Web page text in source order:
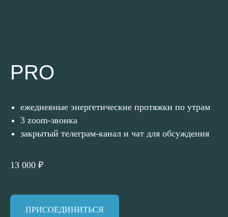
PRO
ежедневные энергетические протяжки по утрам
3 zoom-звонка
закрытый телеграм-канал и чат для обсуждения
13 000 ₽
ПРИСОЕДИНИТЬСЯ